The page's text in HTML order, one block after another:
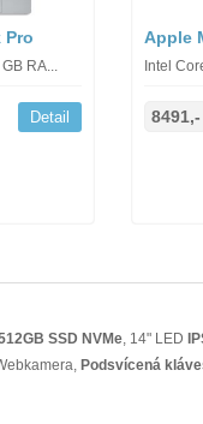
Pro
RA...
Detail
Apple
Intel
8491,-
SSD NVMe, 14" LED
Podsvícená